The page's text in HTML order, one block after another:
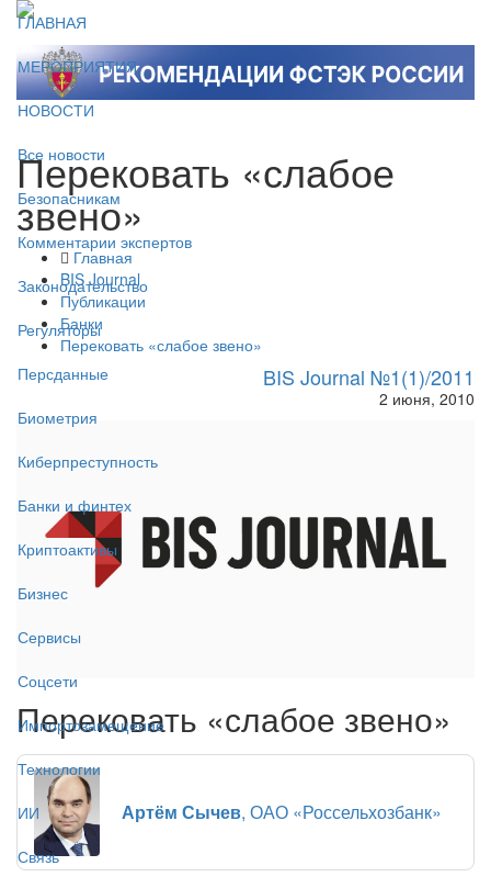
ГЛАВНАЯ
МЕРОПРИЯТИЯ
НОВОСТИ
Все новости
Безопасникам
Комментарии экспертов
Законодательство
Регуляторы
Персданные
Биометрия
Киберпреступность
Банки и финтех
Криптоактивы
Бизнес
Сервисы
Соцсети
Импортозамещение
Технологии
ИИ
Связь
Перековать «слабое
звено»
Главная
BIS Journal
Публикации
Банки
Перековать «слабое звено»
BIS Journal №1(1)/2011
2 июня, 2010
Перековать «слабое звено»
Артём Сычев, ОАО «Россельхозбанк»